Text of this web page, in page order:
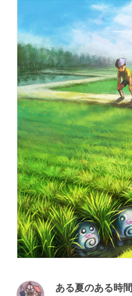
ある夏のある時間